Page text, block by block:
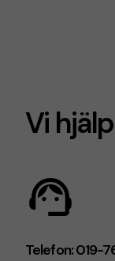
Vi
Telefon: 019-